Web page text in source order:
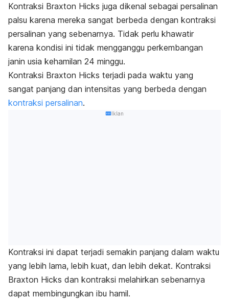
Kontraksi Braxton Hicks juga dikenal sebagai persalinan
palsu karena mereka sangat berbeda dengan kontraksi
persalinan yang sebenarnya. Tidak perlu khawatir
karena kondisi ini tidak mengganggu perkembangan
janin usia kehamilan 24 minggu.
Kontraksi Braxton Hicks terjadi pada waktu yang
sangat panjang dan intensitas yang berbeda dengan
kontraksi persalinan.
Iklan
Kontraksi ini dapat terjadi semakin panjang dalam waktu
yang lebih lama, lebih kuat, dan lebih dekat. Kontraksi
Braxton Hicks dan kontraksi melahirkan sebenarnya
dapat membingungkan ibu hamil.